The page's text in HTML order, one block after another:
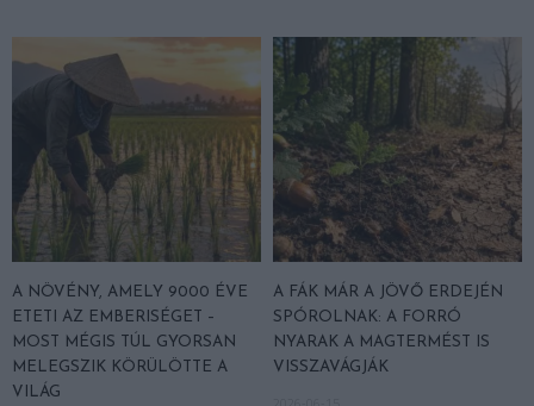
A NÖVÉNY, AMELY 9000 ÉVE
ETETI AZ EMBERISÉGET –
MOST MÉGIS TÚL GYORSAN
MELEGSZIK KÖRÜLÖTTE A
VILÁG
A FÁK MÁR A JÖVŐ ERDEJÉN
SPÓROLNAK: A FORRÓ
NYARAK A MAGTERMÉST IS
VISSZAVÁGJÁK